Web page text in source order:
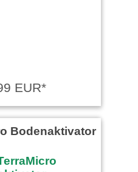
EUR*
Bodenaktivator